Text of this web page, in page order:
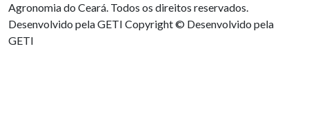
Agronomia do Ceará. Todos os direitos reservados.
Desenvolvido pela GETI Copyright © Desenvolvido pela
GETI